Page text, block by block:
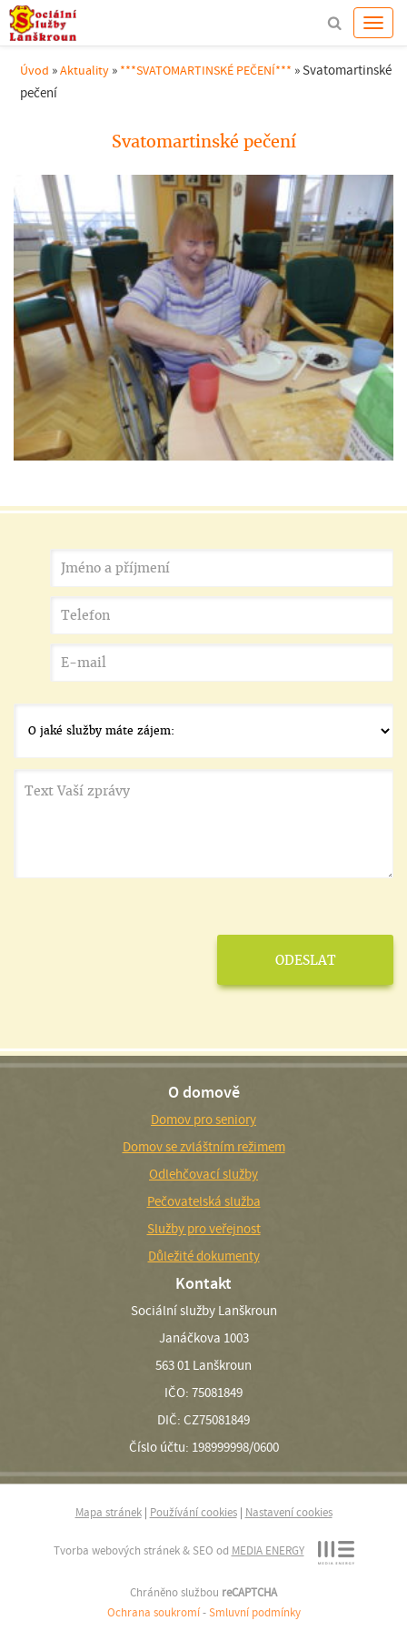
Úvod »Aktuality » ***SVATOMARTINSKÉ PEČENÍ*** »Svatomartinské
pečení
Svatomartinské pečení
O domově
Domov pro seniory
Domov se zvláštním režimem
Odlehčovací služby
Pečovatelská služba
Služby pro veřejnost
Důležité dokumenty
Kontakt
Sociální služby Lanškroun
Janáčkova 1003
563 01 Lanškroun
IČO: 75081849
DIČ: CZ75081849
Číslo účtu: 198999998/0600
Mapa stránek| Používání cookies| Nastavení cookies
Tvorba webových stránek & SEO od MEDIA ENERGY
Chráněno službou reCAPTCHA
Ochrana soukromí -Smluvní podmínky